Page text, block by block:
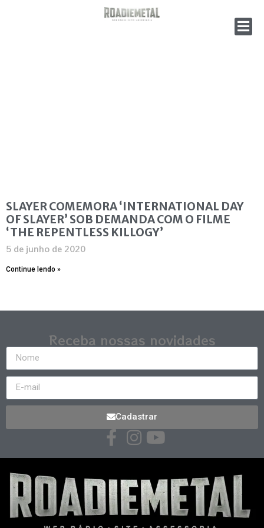
SLAYER COMEMORA ‘INTERNATIONAL DAY
OF SLAYER’ SOB DEMANDA COM O FILME
‘THE REPENTLESS KILLOGY’
5 de junho de 2020
Continue lendo »
Receba nossas novidades
Cadastrar